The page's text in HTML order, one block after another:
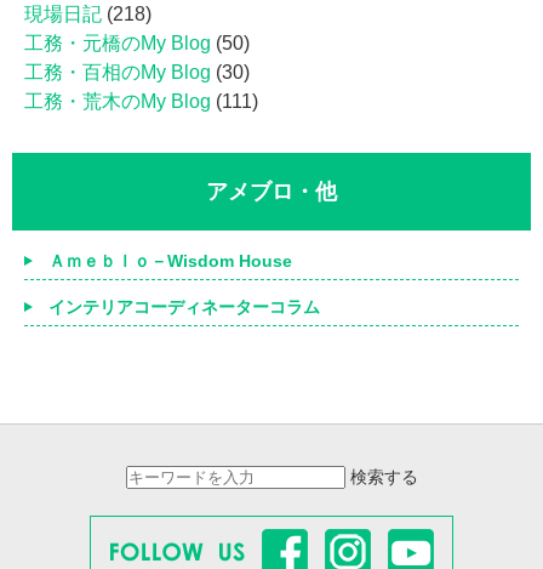
現場日記 (218)
工務・元橋のMy Blog (50)
工務・百相のMy Blog (30)
工務・荒木のMy Blog (111)
アメブロ・他
Ａｍｅｂｌｏ－Wisdom House
インテリアコーディネーターコラム
検索する